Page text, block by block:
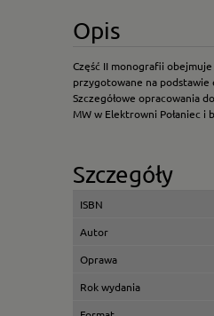
Opis
Część II monografii
przygotowane na
Szczegółowe opracowania
MW w Elektrowni Połaniec
Szczegóły
ISBN
Autor
Oprawa
Rok wydania